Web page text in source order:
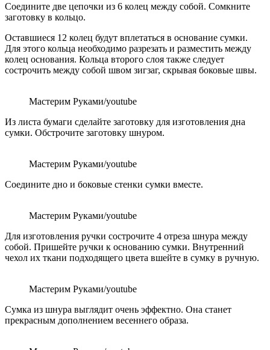
Соедините две цепочки из 6 колец между собой. Сомкните
заготовку в кольцо.
Оставшиеся 12 колец будут вплетаться в основание сумки.
Для этого кольца необходимо разрезать и разместить между
колец основания. Кольца второго слоя также следует
сострочить между собой швом зигзаг, скрывая боковые швы.
Мастерим Руками/youtube
Из листа бумаги сделайте заготовку для изготовления дна
сумки. Обстрочите заготовку шнуром.
Мастерим Руками/youtube
Соедините дно и боковые стенки сумки вместе.
Мастерим Руками/youtube
Для изготовления ручки сострочите 4 отреза шнура между
собой. Пришейте ручки к основанию сумки. Внутренний
чехол их ткани подходящего цвета вшейте в сумку в ручную.
Мастерим Руками/youtube
Сумка из шнура выглядит очень эффектно. Она станет
прекрасным дополнением весеннего образа.